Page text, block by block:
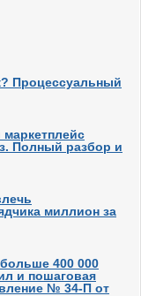
Процессуальный
маркетплейс
Полный разбор и
миллион за
400 000
и пошаговая
№ 34-П от